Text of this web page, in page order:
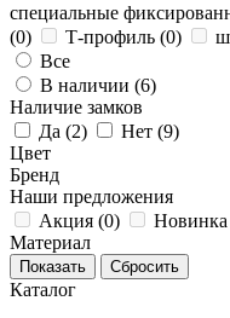
специальные
(0) Т-профиль (0)
Все
В наличии (6)
Наличие замков
Да (2) Нет (9)
Цвет
Бренд
Наши предложения
Акция (0)
Материал
Каталог